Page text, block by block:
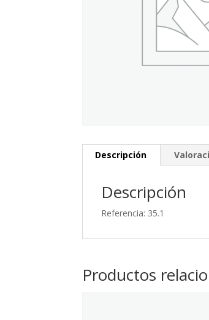
Descripción
Descripción
Referencia: 35.1
Productos